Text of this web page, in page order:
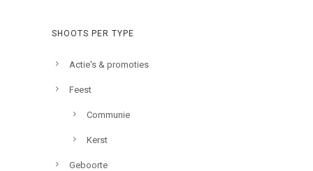
SHOOTS PER TYPE
Actie's & promoties
Feest
Communie
Kerst
Geboorte